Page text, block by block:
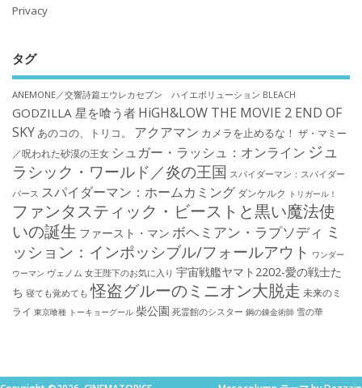
Privacy
タグ
ANEMONE／交響詩篇エウレカセブン ハイエボリューション BLEACH
GODZILLA 星を喰う者 HiGH&LOW THE MOVIE 2 END OF
SKYあのコの、トリコ。 アクアマン カメラを止めるな！ ザ・マミー
／呪われた砂漠の王女 シュガー・ラッシュ：オンライン ジュ
ラシック・ワールド／炎の王国 スパイダーマン：スパイダー
バース スパイダーマン：ホームカミング ダンケルク トリガール！
ファンタスティック・ビーストと黒い魔法使
いの誕生 ファースト・マン ボヘミアン・ラプソディ ミ
ッション：インポッシブル/フォールアウト ワンダー
ウーマン ヴェノム 女王陛下のお気に入り 宇宙戦艦ヤマト2202-愛の戦士た
ち 寝ても覚めても 怪盗グルーのミニオン大脱走 未来のミ
ライ 東京喰種 トーキョーグール 柴公園 死霊館のシスター 鋼の錬金術師 雪の華